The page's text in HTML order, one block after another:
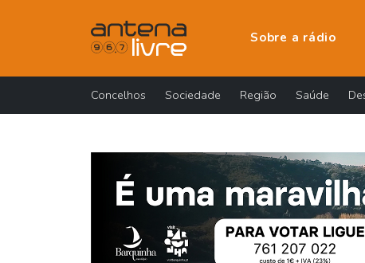
Sobre a rádio
Concelhos Sociedade Região Saúde